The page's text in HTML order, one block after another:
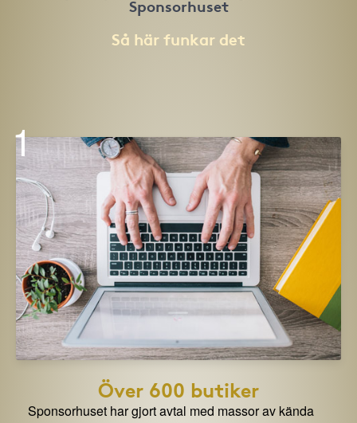
Sponsorhuset
Så här funkar det
1
Över 600 butiker
Sponsorhuset har gjort avtal med massor av kända